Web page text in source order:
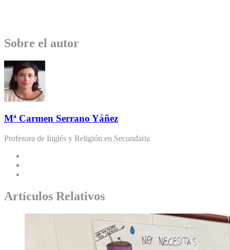
Sobre el autor
Mª Carmen Serrano Yáñez
Profesora de Inglés y Religión en Secundaria
Artículos Relativos